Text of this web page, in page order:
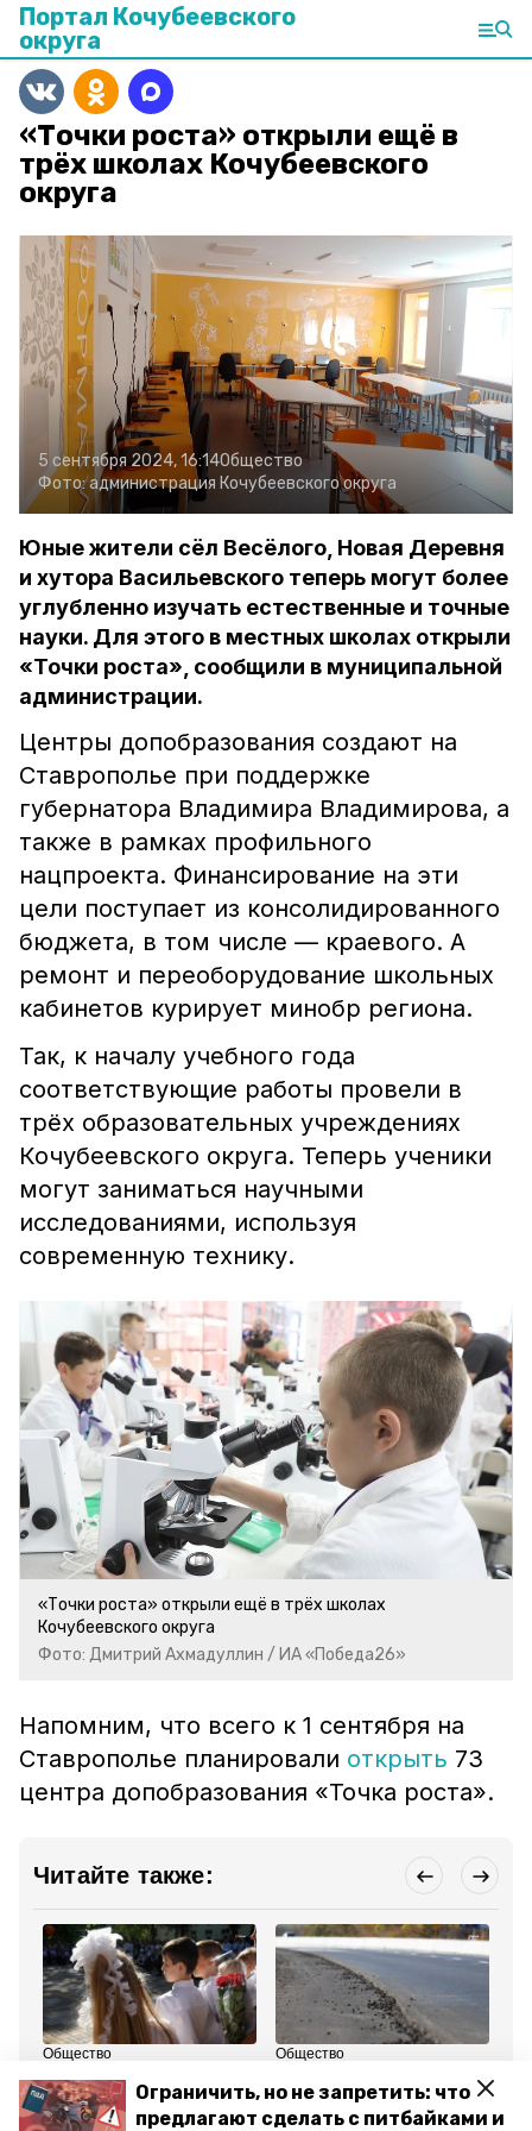
Ограничить, но не запретить: что
предлагают сделать с питбайками и
Портал Кочубеевского
округа
«Точки роста» открыли ещё в
трёх школах Кочубеевского
округа
5 сентября 2024, 16:14Общество
Фото:администрация Кочубеевского округа
Юные жители сёл Весёлого, Новая Деревня
и хутора Васильевского теперь могут более
углубленно изучать естественные и точные
науки. Для этого в местных школах открыли
«Точки роста», сообщили в муниципальной
администрации.
Центры допобразования создают на
Ставрополье при поддержке
губернатора Владимира Владимирова, а
также в рамках профильного
нацпроекта. Финансирование на эти
цели поступает из консолидированного
бюджета, в том числе — краевого. А
ремонт и переоборудование школьных
кабинетов курирует минобр региона.
Так, к началу учебного года
соответствующие работы провели в
трёх образовательных учреждениях
Кочубеевского округа. Теперь ученики
могут заниматься научными
исследованиями, используя
современную технику.
«Точки роста» открыли ещё в трёх школах
Кочубеевского округа
Фото: Дмитрий Ахмадуллин / ИА «Победа26»
Напомним, что всего к 1 сентября на
Ставрополье планировали открыть 73
центра допобразования «Точка роста».
Читайте также:
Общество
Первый звонок
прозвенел в новой
Общество
В станице
Кочубеевского округа